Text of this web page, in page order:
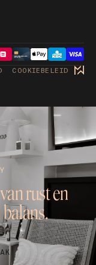
COOKIEBELEID
rust en